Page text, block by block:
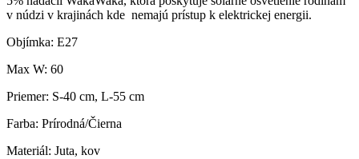
v núdzi v krajinách kde nemajú prístup k elektrickej energii.
Objímka: E27
Max W: 60
Priemer: S-40 cm, L-55 cm
Farba: Prírodná/Čierna
Materiál: Juta, kov